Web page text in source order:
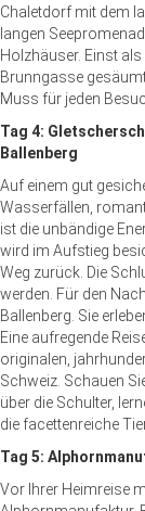
Chaletdorf mit dem
langen
Holzhäuser. Einst
Brunngasse
Muss für jeden
Tag 4:
Ballenberg
Auf einem gut
Wasserfällen,
ist die unbändige
wird im Aufstieg
Weg zurück. Die
werden. Für den
Ballenberg. Sie
Eine aufregende
originalen,
Schweiz. Schauen
über die Schulter,
die facettenreiche
Tag 5:
Vor Ihrer Heimreise